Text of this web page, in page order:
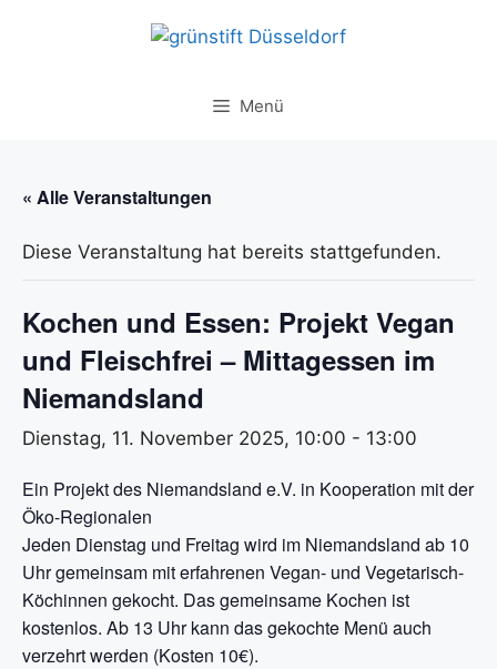
Menü
« Alle Veranstaltungen
Diese Veranstaltung hat bereits stattgefunden.
Kochen und Essen: Projekt Vegan
und Fleischfrei – Mittagessen im
Niemandsland
Dienstag, 11. November 2025, 10:00 - 13:00
Ein Projekt des Niemandsland e.V. in Kooperation mit der
Öko-Regionalen
Jeden Dienstag und Freitag wird im Niemandsland ab 10
Uhr gemeinsam mit erfahrenen Vegan- und Vegetarisch-
Köchinnen gekocht. Das gemeinsame Kochen ist
kostenlos. Ab 13 Uhr kann das gekochte Menü auch
verzehrt werden (Kosten 10€).